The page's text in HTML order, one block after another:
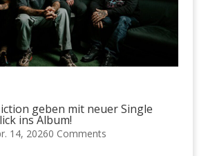
geben mit neuer Single
ins Album!
14, 20260 Comments